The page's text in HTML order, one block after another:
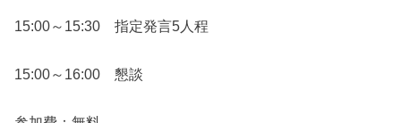
15:00～15:30 指定発言5人程
15:00～16:00 懇談